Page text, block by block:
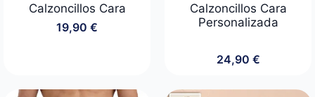
Calzoncillos Cara
19,90 €
Calzoncillos Cara
Personalizada
24,90 €